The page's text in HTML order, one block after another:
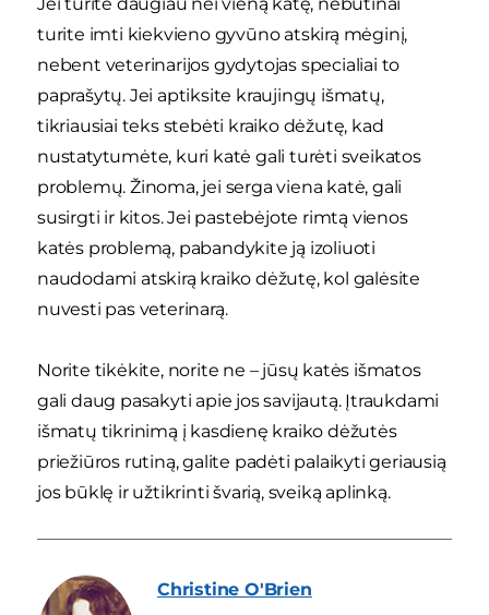
turite imti kiekvieno gyvūno atskirą mėginį,
nebent veterinarijos gydytojas specialiai to
paprašytų. Jei aptiksite kraujingų išmatų,
tikriausiai teks stebėti kraiko dėžutę, kad
nustatytumėte, kuri katė gali turėti sveikatos
problemų. Žinoma, jei serga viena katė, gali
susirgti ir kitos. Jei pastebėjote rimtą vienos
katės problemą, pabandykite ją izoliuoti
naudodami atskirą kraiko dėžutę, kol galėsite
nuvesti pas veterinarą.
Norite tikėkite, norite ne – jūsų katės išmatos
gali daug pasakyti apie jos savijautą. Įtraukdami
išmatų tikrinimą į kasdienę kraiko dėžutės
priežiūros rutiną, galite padėti palaikyti geriausią
jos būklę ir užtikrinti švarią, sveiką aplinką.
Christine O'Brien